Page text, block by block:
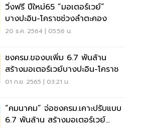
วิ่งฟรี ปีใหม่65 ”มอเตอร์เวย์”
บางปะอิน-โคราชช่วงลำตะคอง
20 ธ.ค. 2564 | 05:56 น.
ชงครม.ของบเพิ่ม 6.7 พันล้าน
สร้างมอเตอร์เวย์บางปะอิน-โคราช
01 ก.ย. 2565 | 03:21 น.
“คมนาคม” จ่อชงครม.เคาะปรับแบบ
6.7 พันล้าน สร้างมอเตอร์เวย์